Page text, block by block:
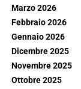
Marzo 2026
Febbraio 2026
Gennaio 2026
Dicembre 2025
Novembre 2025
Ottobre 2025